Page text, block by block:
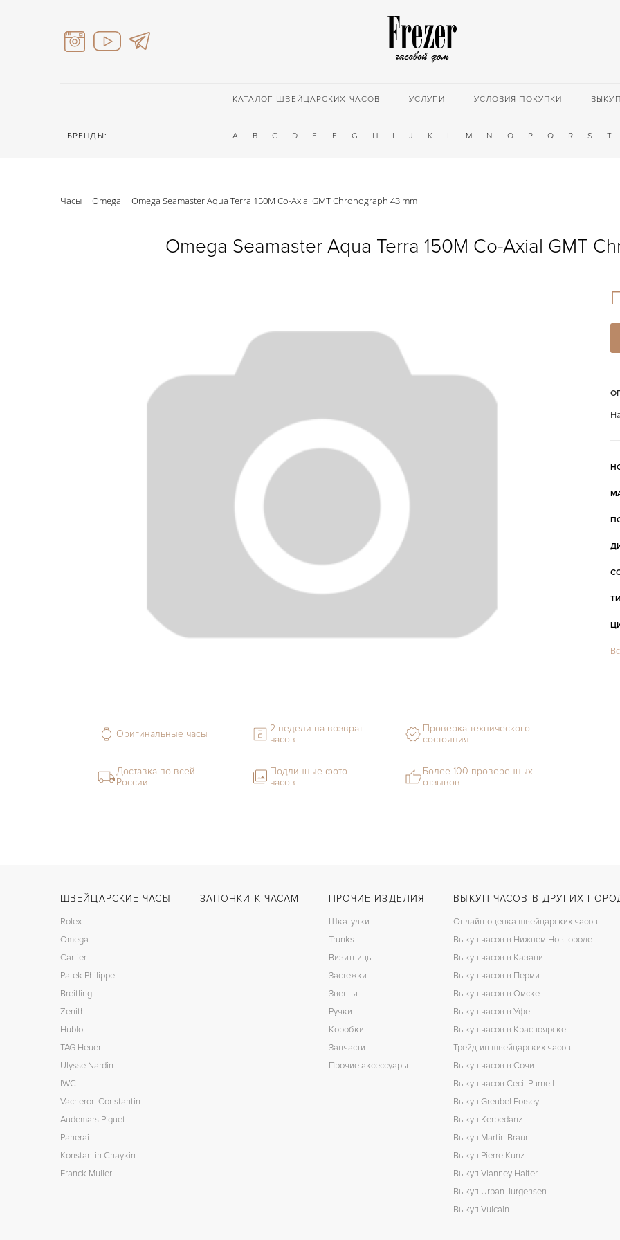
КАТАЛОГ ШВЕЙЦАРСКИХ ЧАСОВ УСЛУГИ УСЛОВИЯ ПОКУПКИ ВЫКУП
БРЕНДЫ: A B C D E F G H I J K L M N O P Q R S T
Часы Omega Omega Seamaster Aqua Terra 150M Co-Axial GMT Chronograph 43 mm
Omega Seamaster Aqua Terra 150M Co-Axial GMT
Оригинальные часы
2 недели на возврат
часов
Проверка технического
состояния
Доставка по всей
России
Подлинные фото
часов
Более 100 проверенных
отзывов
ШВЕЙЦАРСКИЕ ЧАСЫ
Rolex
Omega
Cartier
Patek Philippe
Breitling
Zenith
Hublot
TAG Heuer
Ulysse Nardin
IWC
Vacheron Constantin
Audemars Piguet
Panerai
Konstantin Chaykin
Franck Muller
ЗАПОНКИ К ЧАСАМ ПРОЧИЕ ИЗДЕЛИЯ
Шкатулки
Trunks
Визитницы
Застежки
Звенья
Ручки
Коробки
Запчасти
Прочие аксессуары
ВЫКУП ЧАСОВ В ДРУГИХ
Онлайн-оценка швейцарских часов
Выкуп часов в Нижнем Новгороде
Выкуп часов в Казани
Выкуп часов в Перми
Выкуп часов в Омске
Выкуп часов в Уфе
Выкуп часов в Красноярске
Трейд-ин швейцарских часов
Выкуп часов в Сочи
Выкуп часов Cecil Purnell
Выкуп Greubel Forsey
Выкуп Kerbedanz
Выкуп Martin Braun
Выкуп Pierre Kunz
Выкуп Vianney Halter
Выкуп Urban Jurgensen
Выкуп Vulcain